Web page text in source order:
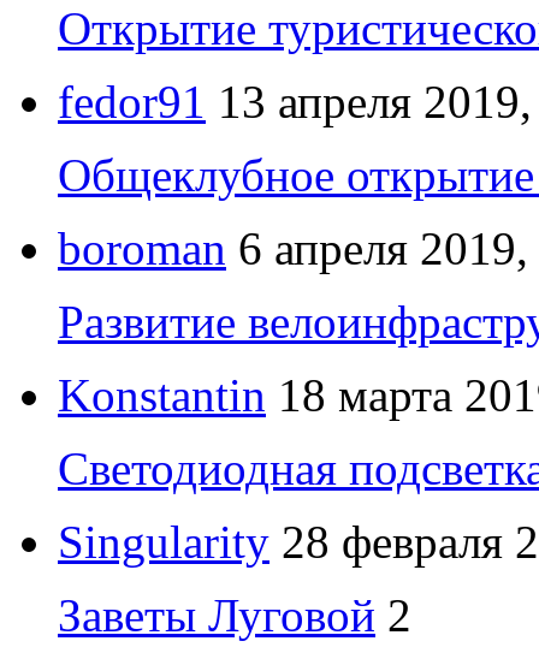
Открытие
fedor91 13 апреля
Общеклубное открытие
boroman 6 апреля
Развитие
Konstantin 18 марта
Светодиодная
Singularity 28 февраля
Заветы Луговой 2